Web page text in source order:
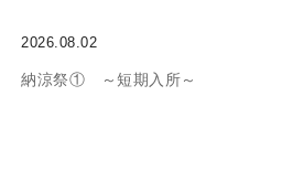
2026.08.02
納涼祭① ～短期入所～